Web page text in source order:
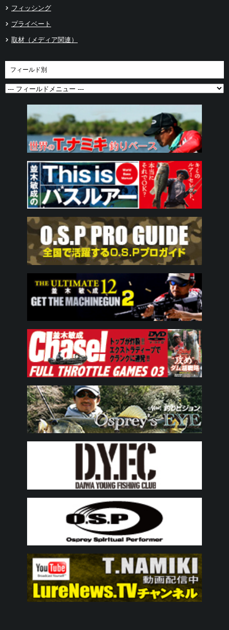
フィッシング
プライベート
取材（メディア関連）
フィールド別